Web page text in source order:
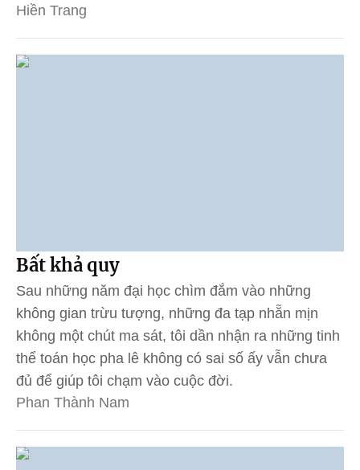
Hiền Trang
Bất khả quy
Sau những năm đại học chìm đắm vào những
không gian trừu tượng, những đa tạp nhẵn mịn
không một chút ma sát, tôi dần nhận ra những tinh
thể toán học pha lê không có sai số ấy vẫn chưa
đủ để giúp tôi chạm vào cuộc đời.
Phan Thành Nam